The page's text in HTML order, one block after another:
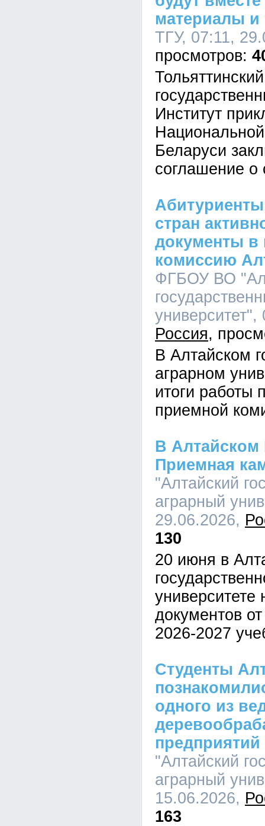
материалы и
ТГУ, 07:11,
Тольяттинский
Институт
Беларуси
соглашение о
стран
документы
комиссию
ФГБОУ ВО
Россия
В Алтайском
аграрном
итоги работы
приемной
В Алтайском
Приемная
"Алтайский
аграрный
29.06.2026,
130
20 июня в
документов
2026-2027
Студенты
одного из
"Алтайский
аграрный
15.06.2026,
163